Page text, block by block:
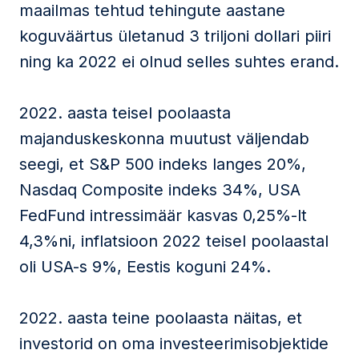
maailmas tehtud tehingute aastane
koguväärtus ületanud 3 triljoni dollari piiri
ning ka 2022 ei olnud selles suhtes erand.
2022. aasta teisel poolaasta
majanduskeskonna muutust väljendab
seegi, et S&P 500 indeks langes 20%,
Nasdaq Composite indeks 34%, USA
FedFund intressimäär kasvas 0,25%-lt
4,3%ni, inflatsioon 2022 teisel poolaastal
oli USA-s 9%, Eestis koguni 24%.
2022. aasta teine poolaasta näitas, et
investorid on oma investeerimisobjektide